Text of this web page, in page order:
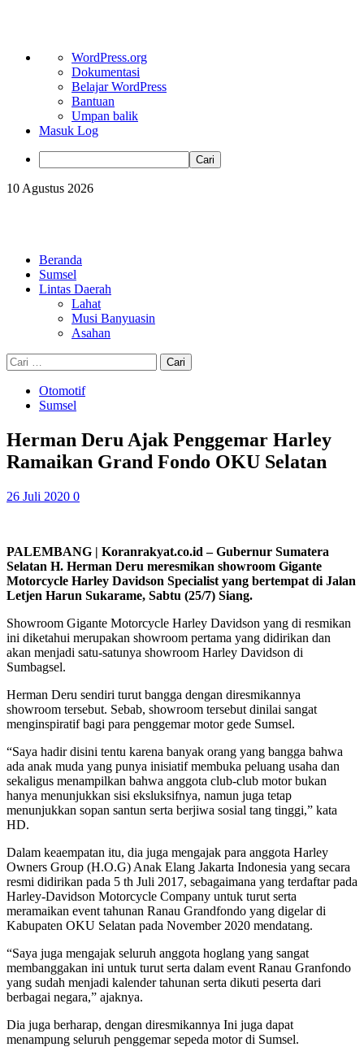
Tentang
WordPress
WordPress.org
Dokumentasi
Belajar WordPress
Bantuan
Umpan balik
Masuk Log
Cari
Skip
10 Agustus 2026
Beranda
Sumsel
Lintas Daerah
Lahat
Musi Banyuasin
Asahan
Cari
untuk:
Otomotif
Sumsel
Herman Deru Ajak Penggemar Harley
Ramaikan Grand Fondo OKU Selatan
26 Juli 2020 0
PALEMBANG | Koranrakyat.co.id – Gubernur Sumatera
Selatan H. Herman Deru meresmikan showroom Gigante
Motorcycle Harley Davidson Specialist yang bertempat di Jalan
Letjen Harun Sukarame, Sabtu (25/7) Siang.
Showroom Gigante Motorcycle Harley Davidson yang di resmikan
ini diketahui merupakan showroom pertama yang didirikan dan
akan menjadi satu-satunya showroom Harley Davidson di
Sumbagsel.
Herman Deru sendiri turut bangga dengan diresmikannya
showroom tersebut. Sebab, showroom tersebut dinilai sangat
menginspiratif bagi para penggemar motor gede Sumsel.
“Saya hadir disini tentu karena banyak orang yang bangga bahwa
ada anak muda yang punya inisiatif membuka peluang usaha dan
sekaligus menampilkan bahwa anggota club-club motor bukan
hanya menunjukkan sisi eksluksifnya, namun juga tetap
menunjukkan sopan santun serta berjiwa sosial tang tinggi,” kata
HD.
Dalam keaempatan itu, dia juga mengajak para anggota Harley
Owners Group (H.O.G) Anak Elang Jakarta Indonesia yang secara
resmi didirikan pada 5 th Juli 2017, sebagaimana yang terdaftar pada
Harley-Davidson Motorcycle Company untuk turut serta
meramaikan event tahunan Ranau Grandfondo yang digelar di
Kabupaten OKU Selatan pada November 2020 mendatang.
“Saya juga mengajak seluruh anggota hoglang yang sangat
membanggakan ini untuk turut serta dalam event Ranau Granfondo
yang sudah menjadi kalender tahunan serta dikuti peserta dari
berbagai negara,” ajaknya.
Dia juga berharap, dengan diresmikannya Ini juga dapat
menampung seluruh penggemar sepeda motor di Sumsel.